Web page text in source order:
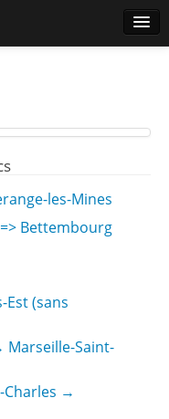
les-Mines
Bettembourg
(sans
Marseille-Saint-
Charles →